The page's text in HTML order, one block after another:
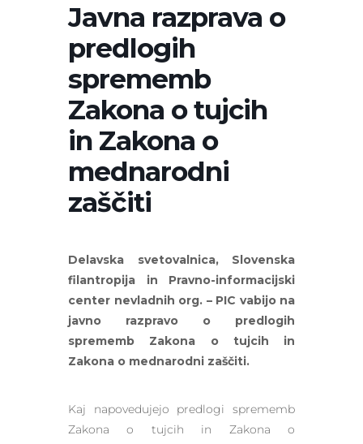
Javna razprava o
predlogih
sprememb
Zakona o tujcih
in Zakona o
mednarodni
zaščiti
Delavska svetovalnica, Slovenska
filantropija in Pravno-informacijski
center nevladnih org. – PIC vabijo na
javno razpravo o predlogih
sprememb Zakona o tujcih in
Zakona o mednarodni zaščiti.
Kaj napovedujejo predlogi sprememb
Zakona o tujcih in Zakona o